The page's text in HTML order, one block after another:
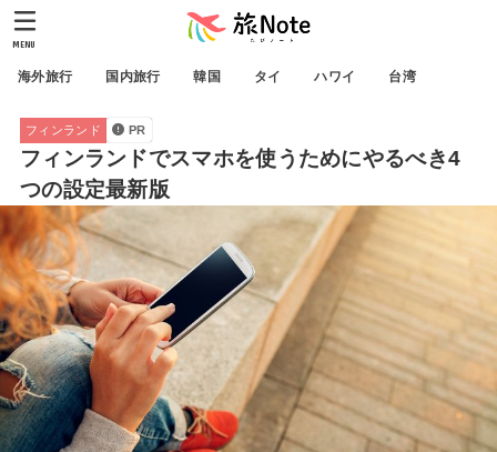
海外旅行 国内旅行 韓国 タイ ハワイ 台湾
MENU
フィンランド PR
フィンランドでスマホを使うためにやるべき4
つの設定最新版